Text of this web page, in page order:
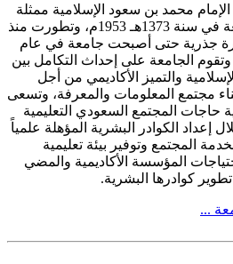
محمد بن سعود الإسلامية ممثلة
في كلية الشريعة في سنة 1373هـ 1953م، وتطورت منذ
جذرية حتى أصبحت جامعة في عام
- 1974م ، وتقوم الجامعة على إحداث التكامل بين
الإسلامية والتميز الأكاديمي من أجل
مجتمع المعلومات والمعرفة، وتسعى
حاجات المجتمع السعودي التعليمية
إعداد الكوادر البشرية المؤهلة علمياً
المجتمع وتوفير بيئة تعليمية
المؤسسة الأكاديمية والمضي
كوادرها البشرية.
...